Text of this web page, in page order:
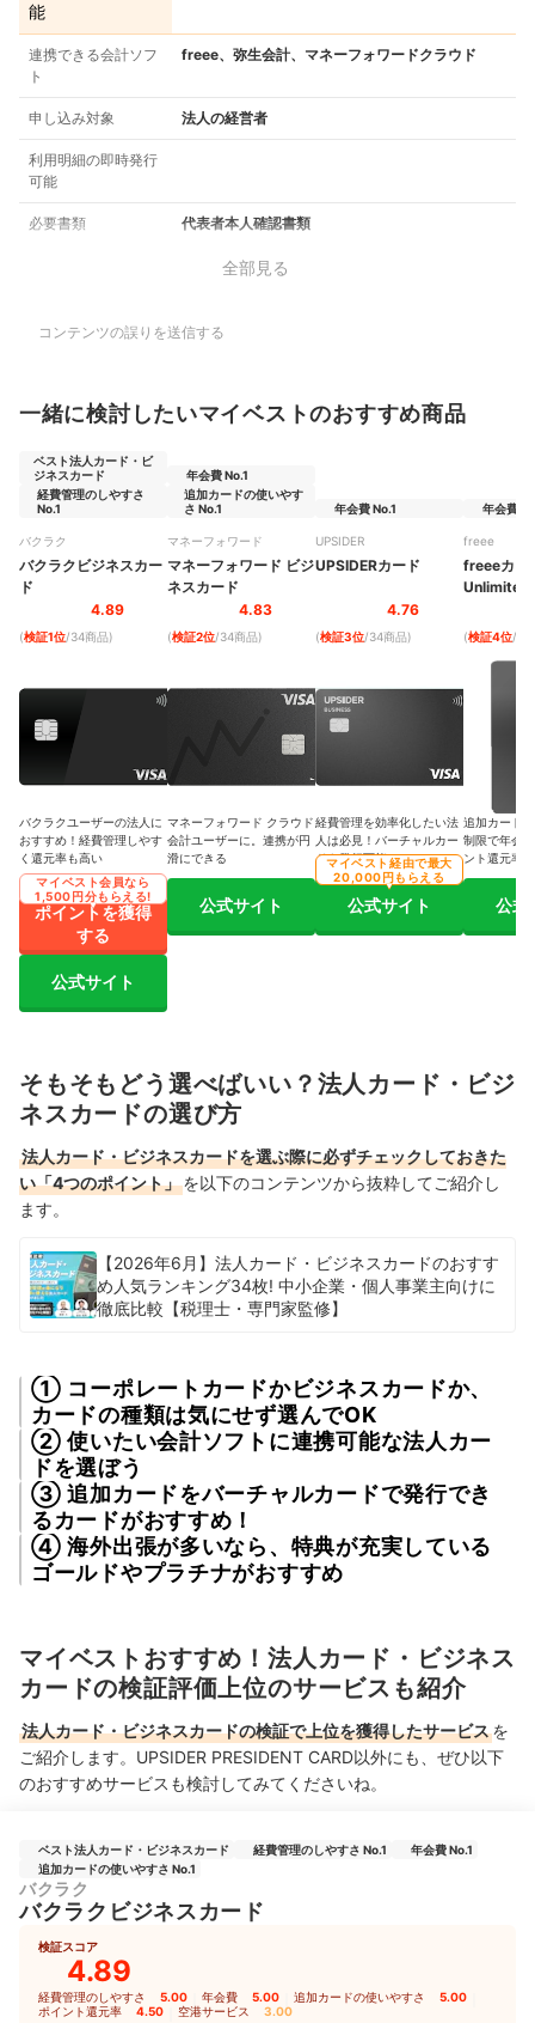
能
連携できる会計ソフ
ト
freee、弥生会計、マネーフォワードクラウド
申し込み対象 法人の経営者
利用明細の即時発行
可能
必要書類 代表者本人確認書類
全部見る
コンテンツの誤りを送信する
一緒に検討したいマイベストのおすすめ商品
ベスト法人カード・ビ
ジネスカード
経費管理のしやすさ
No.1
バクラク
バクラクビジネスカー
ド
4.89
(検証1位/34商品)
バクラクユーザーの法人に
おすすめ！経費管理しやす
く還元率も高い
ポイントを獲得
する
マイベスト会員なら
1,500円分もらえる!
公式サイト
年会費 No.1
追加カードの使いやす
さ No.1
マネーフォワード
マネーフォワード ビジ
ネスカード
4.83
(検証2位/34商品)
マネーフォワード クラウド
会計ユーザーに。連携が円
滑にできる
公式サイト
年会費 No.1
UPSIDER
UPSIDERカード
4.76
(検証3位/34商品)
経費管理を効率化したい法
人は必見！バーチャルカー
ドも発行可能
公式サイト
マイベスト経由で最大
20,000円もらえる
年会費
freee
freeeカー
Unlimited
(検証4位/34
追加カード
制限で年会
ント還元率
公式
そもそもどう選べばいい？法人カード・ビジ
ネスカードの選び方
法人カード・ビジネスカードを選ぶ際に必ずチェックしておきた
い「4つのポイント」を以下のコンテンツから抜粋してご紹介し
ます。
【2026年6月】法人カード・ビジネスカードのおすす
め人気ランキング34枚! 中小企業・個人事業主向けに
徹底比較【税理士・専門家監修】
① コーポレートカードかビジネスカードか、
カードの種類は気にせず選んでOK
② 使いたい会計ソフトに連携可能な法人カー
ドを選ぼう
③ 追加カードをバーチャルカードで発行でき
るカードがおすすめ！
④ 海外出張が多いなら、特典が充実している
ゴールドやプラチナがおすすめ
マイベストおすすめ！法人カード・ビジネス
カードの検証評価上位のサービスも紹介
法人カード・ビジネスカードの検証で上位を獲得したサービスを
ご紹介します。UPSIDER PRESIDENT CARD以外にも、ぜひ以下
のおすすめサービスも検討してみてくださいね。
ベスト法人カード・ビジネスカード 経費管理のしやすさ No.1
年会費 No.1
追加カードの使いやすさ No.1
バクラク
バクラクビジネスカード
検証スコア
4.89
経費管理のしやすさ 5.00 年会費 5.00 追加カードの使いやすさ 5.00
ポイント還元率 4.50 空港サービス 3.00